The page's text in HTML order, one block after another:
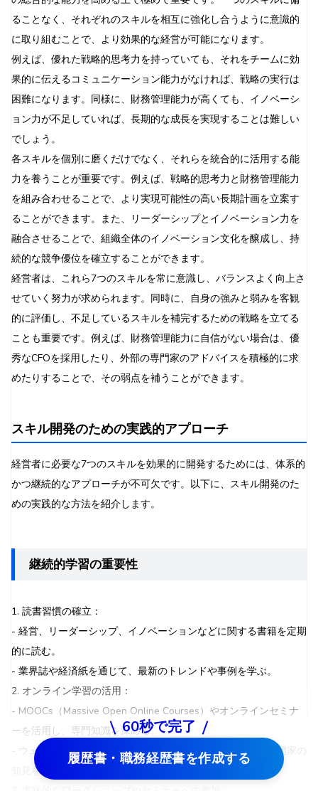
ることなく、それぞれのスキルを相互に強化し合うように意識的
に取り組むことで、より効果的な経営が可能になります。
例えば、優れた戦略的思考力を持っていても、それをチームに効
果的に伝えるコミュニケーション能力がなければ、戦略の実行は
困難になります。同様に、財務管理能力が高くても、イノベーシ
ョン力が不足していれば、長期的な成長を実現することは難しい
でしょう。
各スキルを個別に磨くだけでなく、それらを統合的に活用する能
力を養うことが重要です。例えば、戦略的思考力と財務管理能力
を組み合わせることで、より実現可能性の高い長期計画を立案す
ることができます。また、リーダーシップとイノベーション力を
融合させることで、組織全体のイノベーション文化を醸成し、持
続的な競争優位を確立することができます。
経営者は、これら7つのスキルを常に意識し、バランスよく向上さ
せていく努力が求められます。同時に、自身の強みと弱みを客観
的に評価し、不足しているスキルを補完するための戦略を立てる
ことも重要です。例えば、財務管理能力に自信がない場合は、優
秀なCFOを採用したり、外部の専門家のアドバイスを積極的に求
めたりすることで、その弱点を補うことができます。
スキル開発のための実践的アプローチ
経営者に必要な7つのスキルを効果的に開発するためには、体系的
かつ継続的なアプローチが不可欠です。以下に、スキル開発のた
めの実践的な方法を紹介します。
継続的学習の重要性
1. 読書習慣の確立：
- 経営、リーダーシップ、イノベーションなどに関する書籍を定期
的に読む。
- 業界誌や経済紙を通じて、最新のトレンドや事例を学ぶ。
2. オンライン学習の活用：
- MOOCs（Massive Open Online Courses）やオンラインセミナ
ーを活用し、専門知識を深める。
- ウェビナーやポッドキャストを通じて、著名な経営者や専門家の
知見を学ぶ。
60秒で完了
履歴書・職務経歴書を作成する